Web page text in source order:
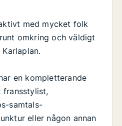
med mycket folk
omkring och väldigt
en kompletterande
fransstylist,
samtals-
eller någon annan